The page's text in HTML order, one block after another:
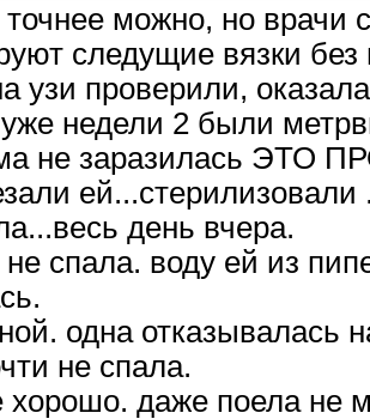
можно, но врачи
следущие вязки
узи проверили,
недели 2 были
не заразилась ЭТО
ей...стерилизовали
день вчера.
спала. воду ей из
одна отказывалась
не спала.
хорошо. даже поела не